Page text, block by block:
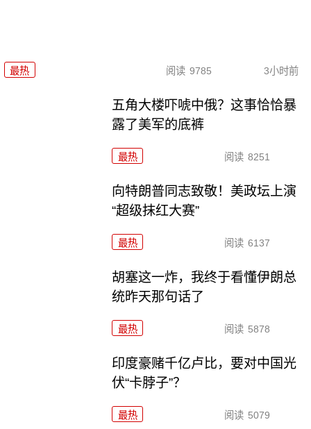
最热 阅读 9785 3小时前
五角大楼吓唬中俄？这事恰恰暴
露了美军的底裤
最热 阅读 8251
向特朗普同志致敬！美政坛上演
“超级抹红大赛”
最热 阅读 6137
胡塞这一炸，我终于看懂伊朗总
统昨天那句话了
最热 阅读 5878
印度豪赌千亿卢比，要对中国光
伏“卡脖子”？
最热 阅读 5079